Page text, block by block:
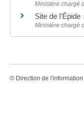
Ministère chargé
Site de l'Épide
Ministère chargé
© Direction de